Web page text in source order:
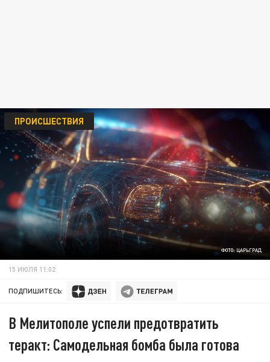
ФОТО: ЦАРЬГРАД
ПРОИСШЕСТВИЯ
15 ИЮЛЯ 11:02
ПОДПИШИТЕСЬ:
В Мелитополе успели предотвратить
теракт: Самодельная бомба была готова